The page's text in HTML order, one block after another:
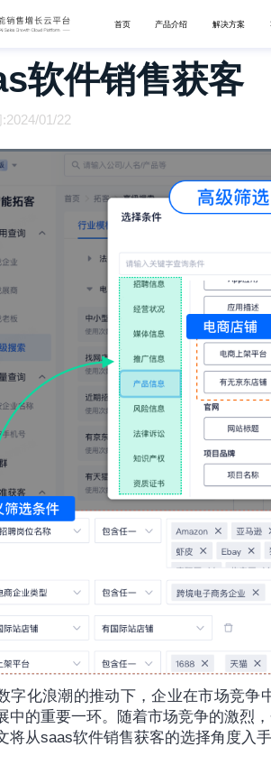
首页 产品介绍 解决方案
软件销售获客
01/22
字化浪潮的推动下，企业在市场竞争
中的重要一环。随着市场竞争的激烈
将从saas软件销售获客的选择角度入